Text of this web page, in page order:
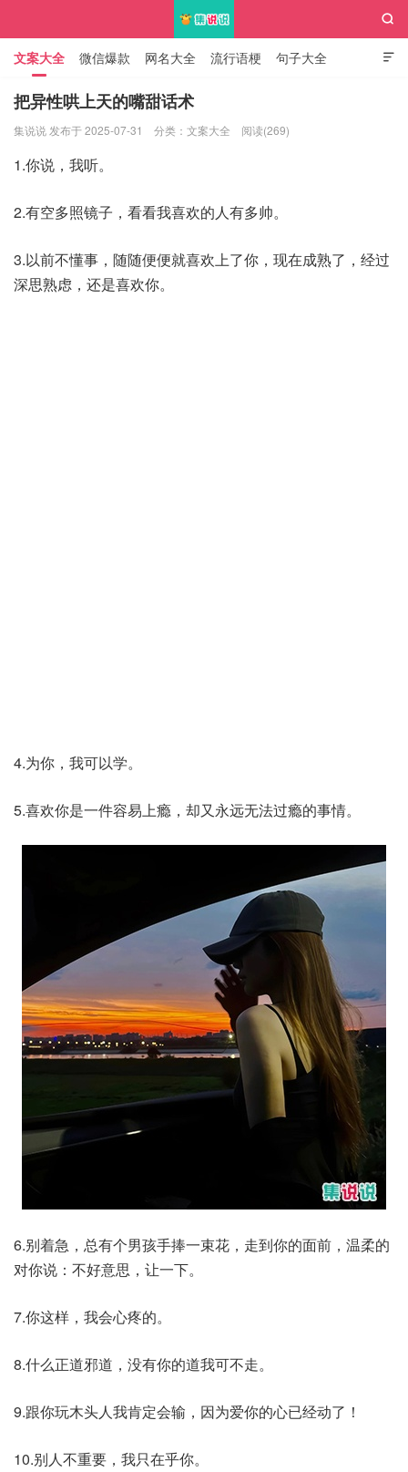

文案大全 微信爆款 网名大全 流行语梗 句子大全
知识大全

把异性哄上天的嘴甜话术
集说说 发布于 2025-07-31 分类： 文案大全 阅读(269)
1.你说，我听。
2.有空多照镜子，看看我喜欢的人有多帅。
3.以前不懂事，随随便便就喜欢上了你，现在成熟了，经过
深思熟虑，还是喜欢你。
4.为你，我可以学。
5.喜欢你是一件容易上瘾，却又永远无法过瘾的事情。
6.别着急，总有个男孩手捧一束花，走到你的面前，温柔的
对你说：不好意思，让一下。
7.你这样，我会心疼的。
8.什么正道邪道，没有你的道我可不走。
9.跟你玩木头人我肯定会输，因为爱你的心已经动了！
10.别人不重要，我只在乎你。